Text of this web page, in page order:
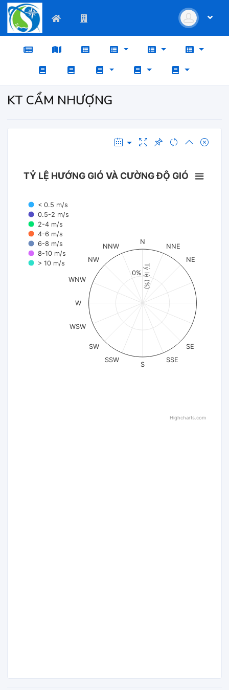
KT CẨM NHƯỢNG
Tỷ lệ (%)
TỶ LỆ HƯỚNG GIÓ VÀ CƯỜNG ĐỘ GIÓ
< 0.5 m/s
0.5-2 m/s
2-4 m/s
4-6 m/s
6-8 m/s
8-10 m/s
> 10 m/s
N
NNE
NE
SE
SSE
S
SSW
SW
WSW
W
WNW
NW
NNW
0%
Highcharts.com